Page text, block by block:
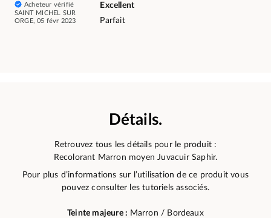
Acheteur vérifié
SAINT MICHEL SUR
ORGE, 05 févr 2023
Excellent
Parfait
Détails.
Retrouvez tous les détails pour le produit :
Recolorant Marron moyen Juvacuir Saphir.
Pour plus d’informations sur l’utilisation de ce produit vous
pouvez consulter les tutoriels associés.
Teinte majeure : Marron / Bordeaux